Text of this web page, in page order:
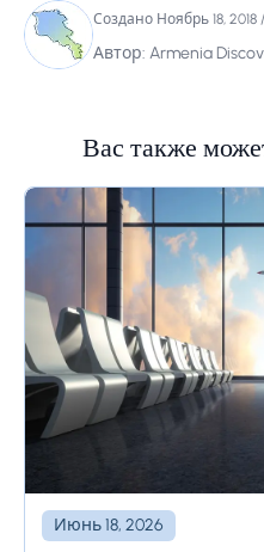
Создано Ноябрь 18, 2018 /
Автор: Armenia
Вас также
Июнь 18, 2026